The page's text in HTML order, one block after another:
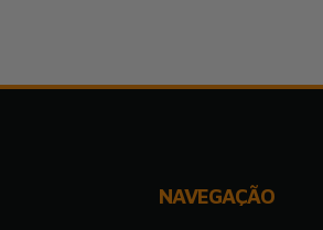
NAVEGAÇÃO